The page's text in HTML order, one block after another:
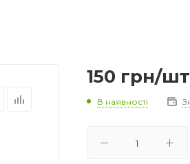
150 грн/шт
В наявності